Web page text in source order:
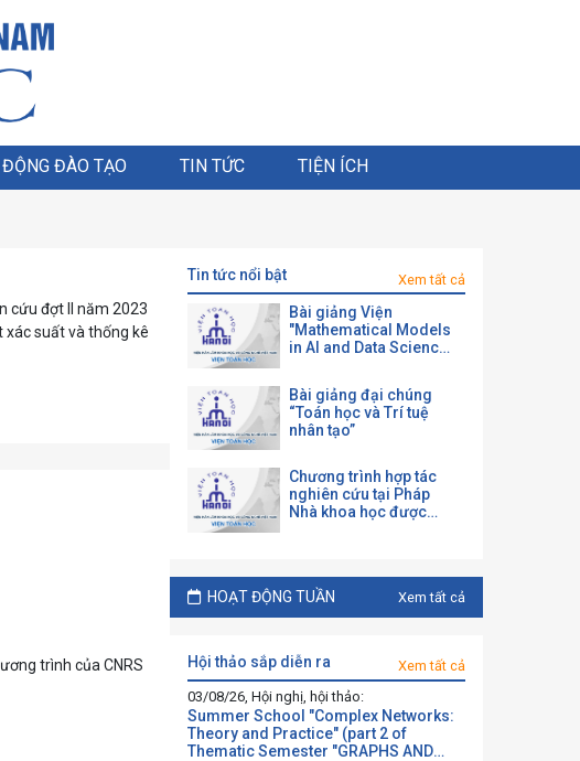
ĐÀO TẠO TIN TỨC TIỆN ÍCH
cứu đợt II năm 2023
xác suất và thống kê
trình của CNRS
tin tức nổi bật Xem tất cả
Bài giảng Viện
"Mathematical Models
in AI and Data Science
Bài giảng đại chúng
“Toán học và Trí tuệ
nhân tạo”
Chương trình hợp tác
nghiên cứu tại Pháp
Nhà khoa học được
CNRS
HOẠT ĐỘNG TUẦN Xem tất cả
hội thảo sắp diễn ra
Xem tất cả
03/08/26, Hội nghị, hội thảo:
Summer School "Complex Networks:
Theory and Practice" (part 2 of
Thematic Semester "GRAPHS AND